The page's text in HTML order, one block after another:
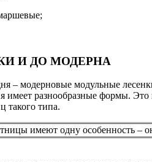
И ДО МОДЕРНА
– модерновые модульные
имеет разнообразные формы.
такого типа.
имеют одну особенность –